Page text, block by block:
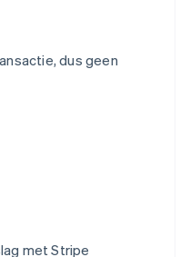
dus geen
met Stripe